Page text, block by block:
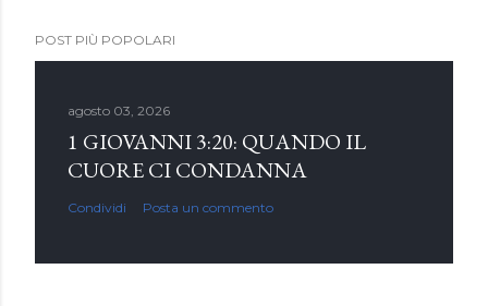
POST PIÙ POPOLARI
agosto 03, 2026
1 GIOVANNI 3:20: QUANDO IL
CUORE CI CONDANNA
Condividi Posta un commento